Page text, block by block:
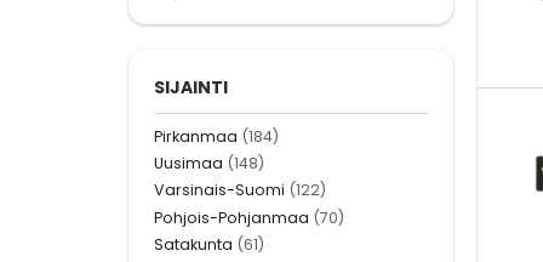
SIJAINTI
Pirkanmaa (184)
Uusimaa (148)
Varsinais-Suomi (122)
Pohjois-Pohjanmaa (70)
Satakunta (61)